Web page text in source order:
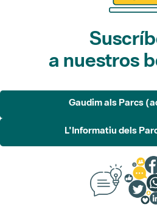
a nuestros
Gaudim als Parcs
L'Informatiu dels